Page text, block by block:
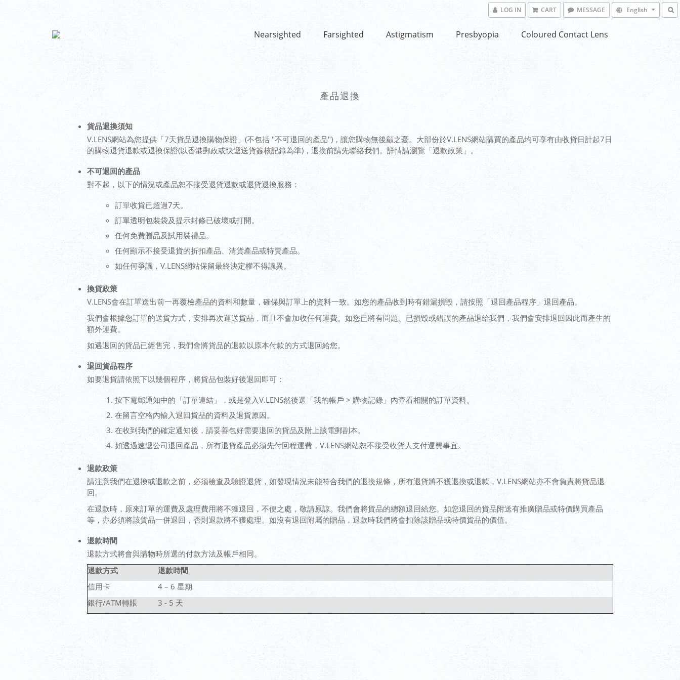
LOG IN CART MESSAGE English
Nearsighted Farsighted Astigmatism Presbyopia Coloured Contact Lens
產品退換
貨品退換須知
V.LENS網站為您提供「7天貨品退換購物保證」(不包括 "不可退回的產品")，讓您購物無後顧之憂。大部份於V.LENS網站購買的產品均可享有由收貨日計起7日
的購物退貨退款或退換保證(以香港郵政或快遞送貨簽核記錄為準)，退換前請先聯絡我們。詳情請瀏覽 「退款政策」 。
不可退回的產品
對不起，以下的情況或產品恕不接受退貨退款或退貨退換服務：
訂單收貨已超過7天。
訂單透明包裝袋及提示封條已破壞或打開。
任何免費贈品及試用裝禮品。
任何顯示不接受退貨的折扣產品、清貨產品或特賣產品。
如任何爭議，V.LENS網站保留最終決定權不得議異。
換貨政策
V.LENS會在訂單送出前一再覆檢產品的資料和數量，確保與訂單上的資料一致。如您的產品收到時有錯漏損毀，請按照 「退回產品程序」 退回產品。
我們會根據您訂單的送貨方式，安排再次運送貨品，而且不會加收任何運費。如您已將有問題、已損毀或錯誤的產品退給我們，我們會安排退回因此而產生的
額外運費。
如遇退回的貨品已經售完，我們會將貨品的退款以原本付款的方式退回給您。
退回貨品程序
如要退貨請依照下以幾個程序，將貨品包裝好後退回即可：
按下電郵通知中的「訂單連結」，或是登入V.LENS然後選「我的帳戶 > 購物記錄」內查看相關的訂單資料。
在留言空格內輸入退回貨品的資料及退貨原因。
在收到我們的確定通知後，請妥善包好需要退回的貨品及附上該電郵副本。
如透過速遞公司退回產品，所有退貨產品必須先付回程運費，V.LENS網站恕不接受收貨人支付運費事宜。
退款政策
請注意我們在退換或退款之前，必須檢查及驗證退貨，如發現情況未能符合我們的退換規條，所有退貨將不獲退換或退款，V.LENS網站亦不會負責將貨品退
回。
在退款時，原來訂單的運費及處理費用將不獲退回，不便之處，敬請原諒。我們會將貨品的總額退回給您。如您退回的貨品附送有推廣贈品或特價購買產品
等，亦必須將該貨品一併退回，否則退款將不獲處理。如沒有退回附屬的贈品，退款時我們將會扣除該贈品或特價貨品的價值。
退款時間
退款方式將會與購物時所選的付款方法及帳戶相同。
退款方式
退款時間
信用卡
4 – 6 星期
銀行/ATM轉賬
3 - 5 天